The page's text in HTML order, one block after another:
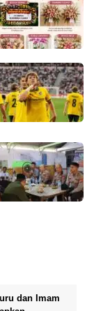
dan Imam